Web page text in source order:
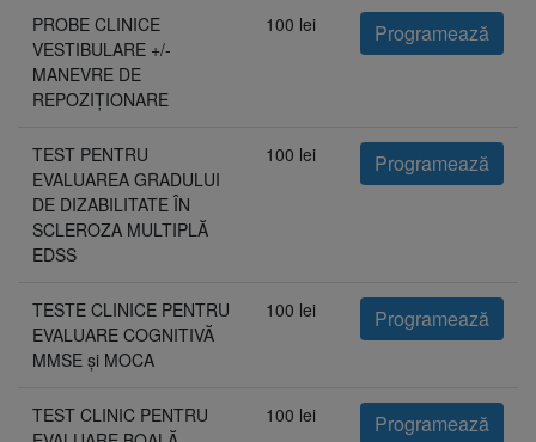
PROBE CLINICE
VESTIBULARE +/-
MANEVRE DE
REPOZIȚIONARE
100 lei Programează
TEST PENTRU
EVALUAREA GRADULUI
DE DIZABILITATE ÎN
SCLEROZA MULTIPLĂ
EDSS
100 lei Programează
TESTE CLINICE PENTRU
EVALUARE COGNITIVĂ
MMSE și MOCA
100 lei Programează
TEST CLINIC PENTRU
100 lei Programează